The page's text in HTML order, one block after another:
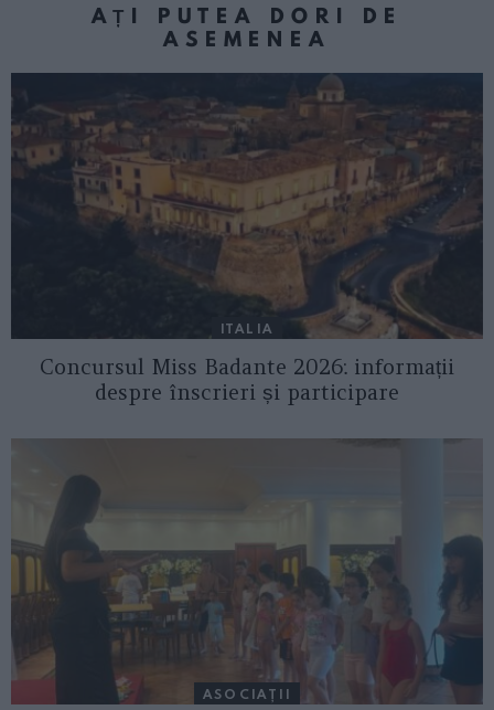
AȚI PUTEA DORI DE
ASEMENEA
ITALIA
Concursul Miss Badante 2026: informații
despre înscrieri și participare
ASOCIAŢII